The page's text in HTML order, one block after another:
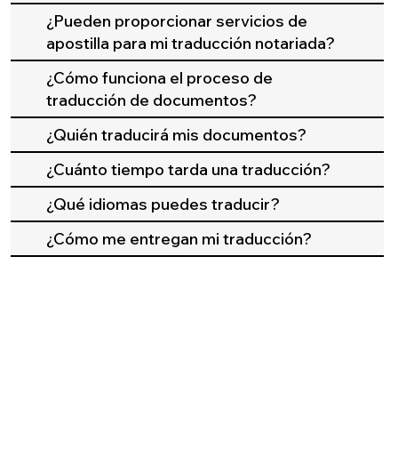
¿Pueden proporcionar servicios de
apostilla para mi traducción notariada?
¿Cómo funciona el proceso de
traducción de documentos?
¿Quién traducirá mis documentos?
¿Cuánto tiempo tarda una traducción?
¿Qué idiomas puedes traducir?
¿Cómo me entregan mi traducción?